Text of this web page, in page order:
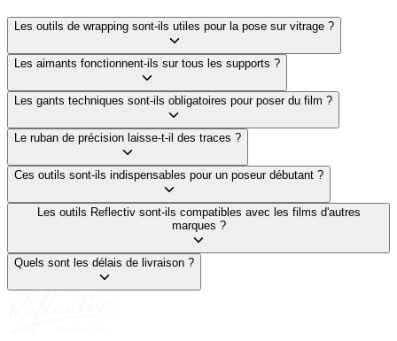
Les outils de wrapping sont-ils utiles pour la pose sur vitrage ?
Les aimants fonctionnent-ils sur tous les supports ?
Les gants techniques sont-ils obligatoires pour poser du film ?
Le ruban de précision laisse-t-il des traces ?
Ces outils sont-ils indispensables pour un poseur débutant ?
Les outils Reflectiv sont-ils compatibles avec les films d'autres
marques ?
Quels sont les délais de livraison ?